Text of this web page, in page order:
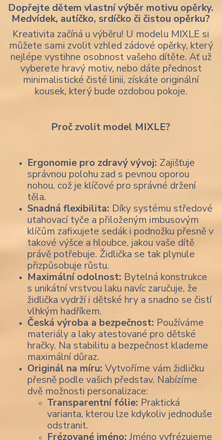
Dopřejte dětem vlastní výběr motivu opěrky.
Medvídek, autíčko, srdíčko či čistou opěrku?
Kreativita začíná u výběru! U modelu MIXLE si
můžete sami zvolit vzhled zádové opěrky, který
nejlépe vystihne osobnost vašeho dítěte. Ať už
vyberete hravý motiv, nebo dáte přednost
minimalistické čisté linii, získáte originální
kousek, který bude ozdobou pokoje.
Proč zvolit model MIXLE?
Ergonomie pro zdravý vývoj: Zajišťuje
správnou polohu zad s pevnou oporou
nohou, což je klíčové pro správné držení
těla.
Snadná flexibilita: Díky systému středové
utahovací tyče a přiloženým imbusovým
klíčům zafixujete sedák i podnožku přesně v
takové výšce a hloubce, jakou vaše dítě
právě potřebuje. Židlička se tak plynule
přizpůsobuje růstu.
Maximální odolnost: Bytelná konstrukce
s unikátní vrstvou laku navíc zaručuje, že
židlička vydrží i dětské hry a snadno se čistí
vlhkým hadříkem.
Česká výroba a bezpečnost: Používáme
materiály a laky atestované pro dětské
hračky. Na stabilitu a bezpečnost klademe
maximální důraz.
Originál na míru: Vytvoříme vám židličku
přesně podle vašich představ. Nabízíme
dvě možnosti personalizace:
Transparentní fólie: Praktická
varianta, kterou lze kdykoliv jednoduše
odstranit.
Frézované jméno:Jméno vyfrézujeme